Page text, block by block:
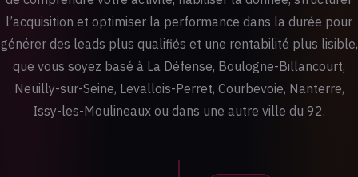
l’acquisition et optimiser la performance dans la durée pour
générer des leads plus qualifiés et une rentabilité plus lisible,
que vous soyez basé à La Défense, Boulogne-Billancourt,
Neuilly-sur-Seine, Levallois-Perret, Courbevoie, Nanterre,
Issy-les-Moulineaux ou dans une autre ville du 92.